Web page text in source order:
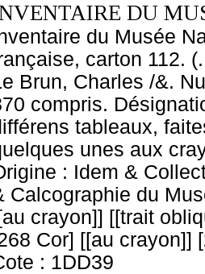
DU
du Musée
carton 112.
Brun, Charles /&.
compris.
tableaux,
unes aux
: Idem &
Calcographie du
crayon]] [[trait
Cor] [[au crayon]]
: 1DD39